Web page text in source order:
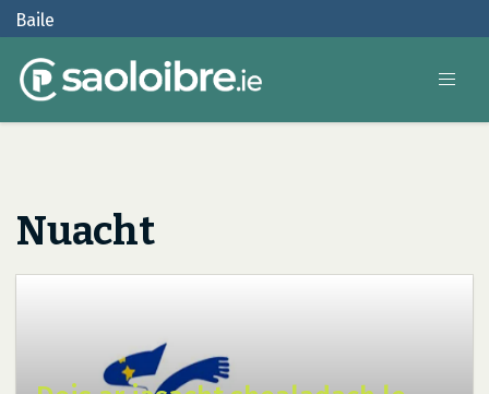
Baile
Nuacht